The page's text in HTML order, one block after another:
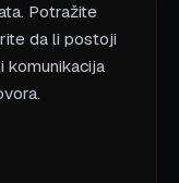
Potražite
da li postoji
komunikacija